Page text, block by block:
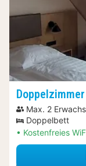
Doppelzimmer
Max. 2
Doppelbett
Kostenfreies